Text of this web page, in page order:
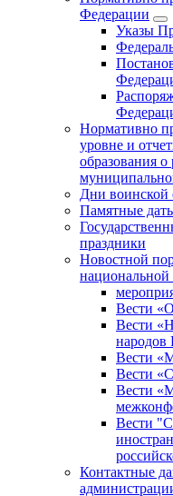
Федерации
Указы
Нормативно
уровне и
образования
Дни воинской
Памятные
праздники
Новостной
Вести
Вести
народов
Вести
Вести
Вести
Вести
Контактные